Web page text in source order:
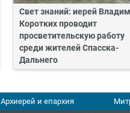
Свет знаний: иерей
Коротких проводит
просветительскую работу
среди жителей Спасска-
Дальнего
Архиерей и епархия